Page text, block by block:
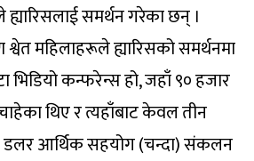
ह्यारिसलाई समर्थन गरेका छन् ।
श्वेत महिलाहरूले ह्यारिसको समर्थनमा
कन्फरेन्स हो, जहाँ ९० हजार
थिए र त्यहाँबाट केवल तीन
डलर आर्थिक सहयोग (चन्दा) संकलन